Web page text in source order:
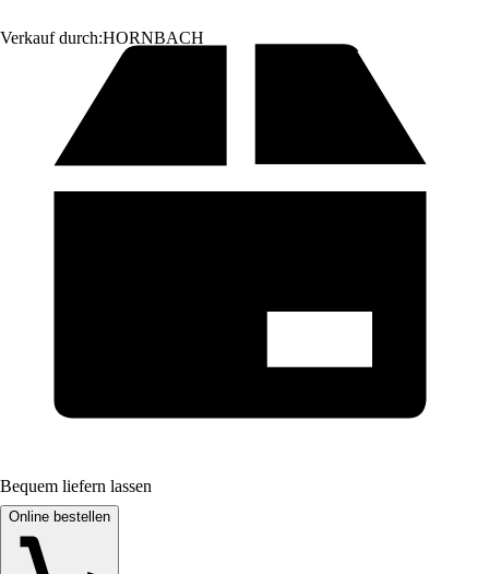
Verkauf durch:HORNBACH
Bequem liefern lassen
Online bestellen